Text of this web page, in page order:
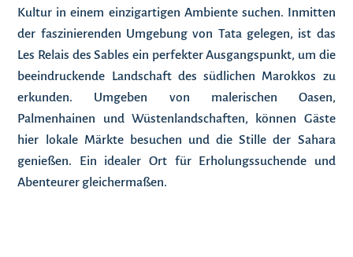
Kultur in einem einzigartigen Ambiente suchen. Inmitten
der faszinierenden Umgebung von Tata gelegen, ist das
Les Relais des Sables ein perfekter Ausgangspunkt, um die
beeindruckende Landschaft des südlichen Marokkos zu
erkunden. Umgeben von malerischen Oasen,
Palmenhainen und Wüstenlandschaften, können Gäste
hier lokale Märkte besuchen und die Stille der Sahara
genießen. Ein idealer Ort für Erholungssuchende und
Abenteurer gleichermaßen.